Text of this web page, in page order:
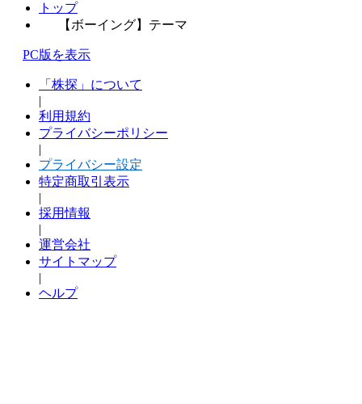
トップ
【ボーイング】テーマ
PC版を表示
「株探」について
|
利用規約
プライバシーポリシー
|
プライバシー設定
特定商取引表示
|
採用情報
|
運営会社
サイトマップ
|
ヘルプ